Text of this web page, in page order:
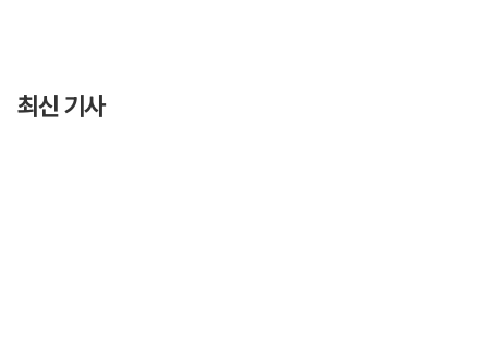
최신 기사